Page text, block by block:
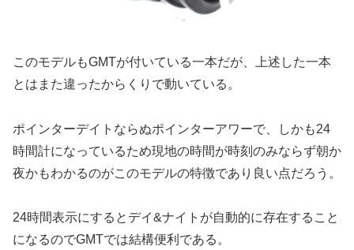
このモデルもGMTが付いている一本だが、上述した一本
とはまた違ったからくりで動いている。
ポインターデイトならぬポインターアワーで、しかも24
時間計になっているため現地の時間が時刻のみならず朝か
夜かもわかるのがこのモデルの特徴であり良い点だろう。
24時間表示にするとデイ&ナイトが自動的に存在すること
になるのでGMTでは結構便利である。